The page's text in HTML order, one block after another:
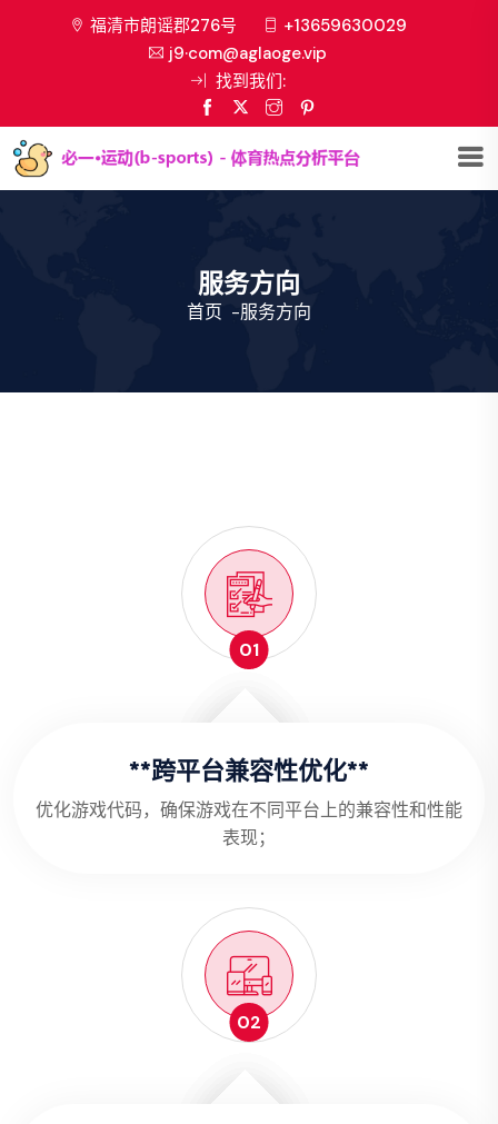
福清市朗谣郡276号
+13659630029
j9·com@aglaoge.vip
找到我们:
服务方向
首页 -服务方向
01
**跨平台兼容性优化**
优化游戏代码，确保游戏在不同平台上的兼容性和性能
表现；
02